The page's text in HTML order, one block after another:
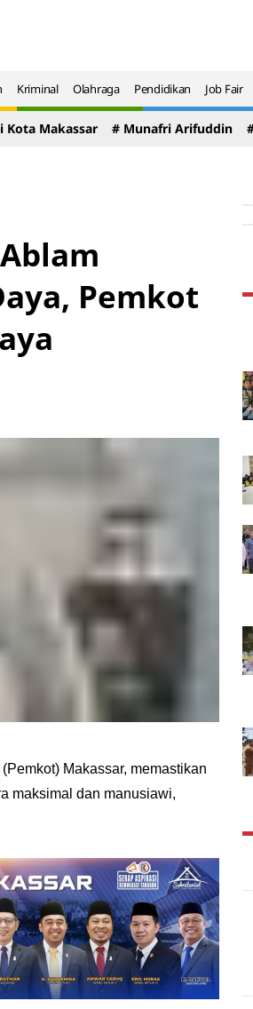
Kriminal Olahraga Pendidikan Job Fair
Kota Makassar # Munafri Arifuddin
Pemkot
Makassar, memastikan
maksimal dan manusiawi,